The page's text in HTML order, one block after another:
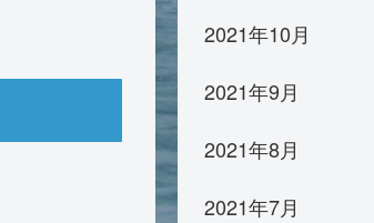
2021年10月
2021年9月
2021年8月
2021年7月